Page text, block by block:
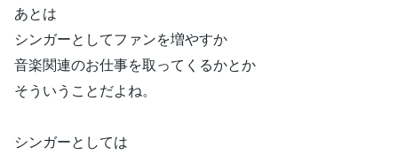
あとは
シンガーとしてファンを増やすか
音楽関連のお仕事を取ってくるかとか
そういうことだよね。
シンガーとしては